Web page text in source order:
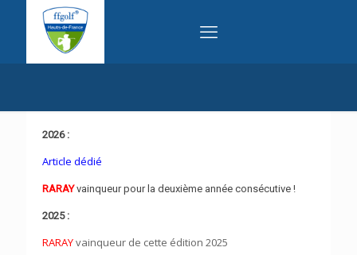
2026 :
Article dédié
RARAY vainqueur pour la deuxième année consécutive !
2025 :
RARAYvainqueur de cette édition 2025